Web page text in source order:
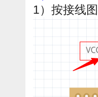
1）按接线